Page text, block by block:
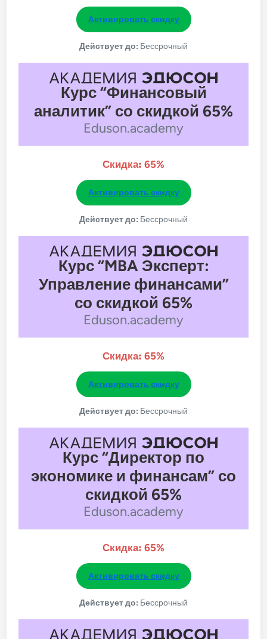
Активировать скидку
Действует до: Бессрочный
Курс “Финансовый
аналитик” со скидкой 65%
Eduson.academy
Скидка: 65%
Активировать скидку
Действует до: Бессрочный
Курс “MBA Эксперт:
Управление финансами”
со скидкой 65%
Eduson.academy
Скидка: 65%
Активировать скидку
Действует до: Бессрочный
Курс “Директор по
экономике и финансам” со
скидкой 65%
Eduson.academy
Скидка: 65%
Активировать скидку
Действует до: Бессрочный